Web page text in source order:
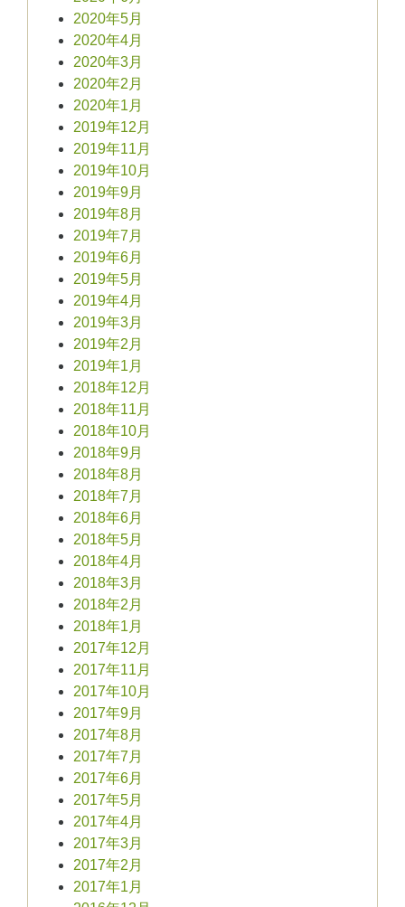
2020年5月
2020年4月
2020年3月
2020年2月
2020年1月
2019年12月
2019年11月
2019年10月
2019年9月
2019年8月
2019年7月
2019年6月
2019年5月
2019年4月
2019年3月
2019年2月
2019年1月
2018年12月
2018年11月
2018年10月
2018年9月
2018年8月
2018年7月
2018年6月
2018年5月
2018年4月
2018年3月
2018年2月
2018年1月
2017年12月
2017年11月
2017年10月
2017年9月
2017年8月
2017年7月
2017年6月
2017年5月
2017年4月
2017年3月
2017年2月
2017年1月